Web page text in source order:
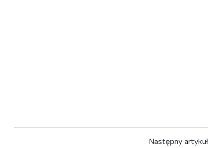
Następny artykuł